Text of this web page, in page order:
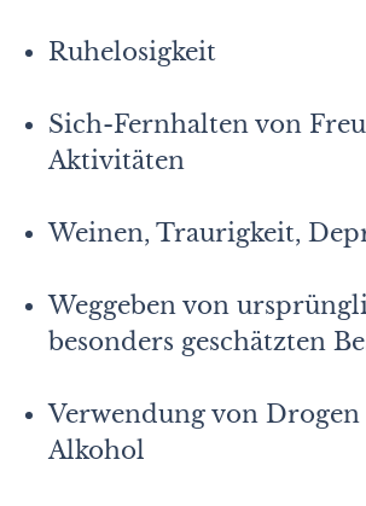
Ruhelosigkeit
Sich-Fernhalten von
Aktivitäten
Weinen, Traurigkeit,
Weggeben von
besonders geschätzten
Verwendung von
Alkohol